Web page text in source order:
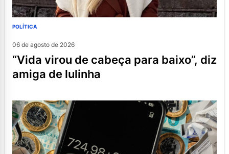
POLÍTICA
06 de agosto de 2026
“vida virou de cabeça para baixo”, diz
amiga de lulinha